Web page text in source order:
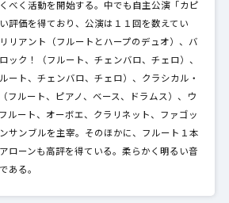
べく活動を開始する。中でも自主公演「カピ
評価を得ており、公演は１１回を数えてい
リアント（フルートとハープのデュオ）、バ
ック！（フルート、チェンバロ、チェロ）、
ート、チェンバロ、チェロ）、クラシカル・
フルート、ピアノ、ベース、ドラムス）、ウ
ルート、オーボエ、クラリネット、ファゴッ
サンブルを主宰。そのほかに、フルート１本
ローンも高評を得ている。柔らかく明るい音
ある。